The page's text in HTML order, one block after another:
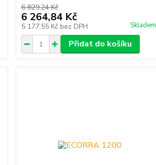
6 829,24 Kč
6 264,84 Kč
5 177,55 Kč bez DPH Skladem
Přidat do košíku